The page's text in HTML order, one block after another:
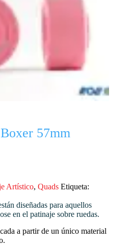
57mm
Artístico, Quads Etiqueta:
diseñadas para aquellos
en el patinaje sobre ruedas.
a partir de un único material